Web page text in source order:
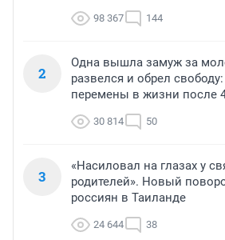
98 367 144
2
Одна вышла замуж за
развелся и обрел
перемены в жизни после
30 814 50
3
«Насиловал на глазах у
родителей». Новый
россиян в Таиланде
24 644 38